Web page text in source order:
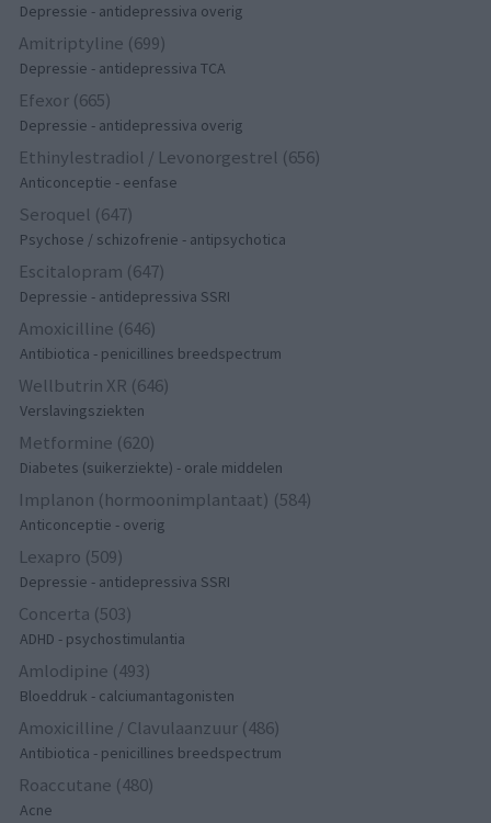
Depressie - antidepressiva overig
Amitriptyline (699)
Depressie - antidepressiva TCA
Efexor (665)
Depressie - antidepressiva overig
Ethinylestradiol / Levonorgestrel (656)
Anticonceptie - eenfase
Seroquel (647)
Psychose / schizofrenie - antipsychotica
Escitalopram (647)
Depressie - antidepressiva SSRI
Amoxicilline (646)
Antibiotica - penicillines breedspectrum
Wellbutrin XR (646)
Verslavingsziekten
Metformine (620)
Diabetes (suikerziekte) - orale middelen
Implanon (hormoonimplantaat) (584)
Anticonceptie - overig
Lexapro (509)
Depressie - antidepressiva SSRI
Concerta (503)
ADHD - psychostimulantia
Amlodipine (493)
Bloeddruk - calciumantagonisten
Amoxicilline / Clavulaanzuur (486)
Antibiotica - penicillines breedspectrum
Roaccutane (480)
Acne